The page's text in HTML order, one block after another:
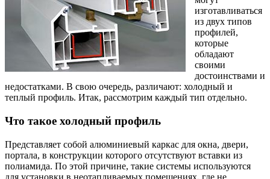
изготавливаться
из двух типов
профилей,
которые
обладают
своими
достоинствами и
недостатками. В свою очередь, различают: холодный и
теплый профиль. Итак, рассмотрим каждый тип отдельно.
Что такое холодный профиль
Представляет собой алюминиевый каркас для окна, двери,
портала, в конструкции которого отсутствуют вставки из
полиамида. По этой причине, такие системы используются
для установки в неотапливаемых помещениях, где не